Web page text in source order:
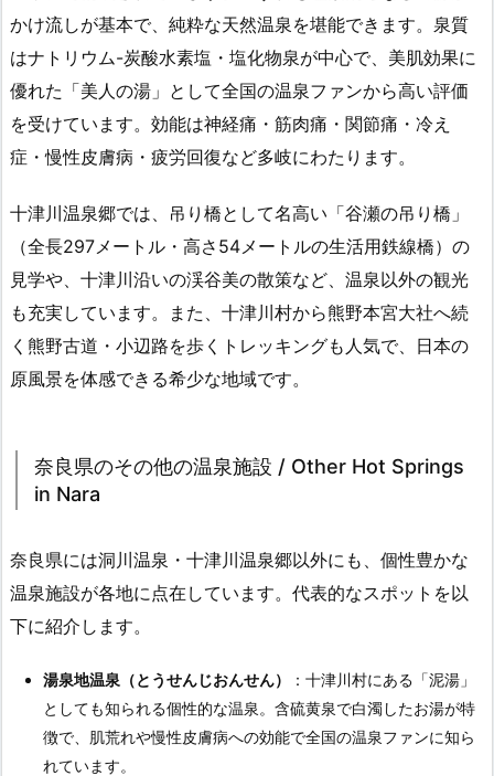
かけ流しが基本で、純粋な天然温泉を堪能できます。泉質
はナトリウム-炭酸水素塩・塩化物泉が中心で、美肌効果に
優れた「美人の湯」として全国の温泉ファンから高い評価
を受けています。効能は神経痛・筋肉痛・関節痛・冷え
症・慢性皮膚病・疲労回復など多岐にわたります。
十津川温泉郷では、吊り橋として名高い「谷瀬の吊り橋」
（全長297メートル・高さ54メートルの生活用鉄線橋）の
見学や、十津川沿いの渓谷美の散策など、温泉以外の観光
も充実しています。また、十津川村から熊野本宮大社へ続
く熊野古道・小辺路を歩くトレッキングも人気で、日本の
原風景を体感できる希少な地域です。
奈良県のその他の温泉施設 / Other Hot Springs
in Nara
奈良県には洞川温泉・十津川温泉郷以外にも、個性豊かな
温泉施設が各地に点在しています。代表的なスポットを以
下に紹介します。
湯泉地温泉（とうせんじおんせん）
：十津川村にある「泥湯」
としても知られる個性的な温泉。含硫黄泉で白濁したお湯が特
徴で、肌荒れや慢性皮膚病への効能で全国の温泉ファンに知ら
れています。